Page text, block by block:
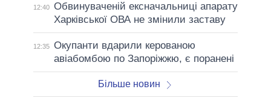
12:40 Обвинуваченій ексначальниці апарату
Харківської ОВА не змінили заставу
12:35 Окупанти вдарили керованою
авіабомбою по Запоріжжю, є поранені
Більше новин